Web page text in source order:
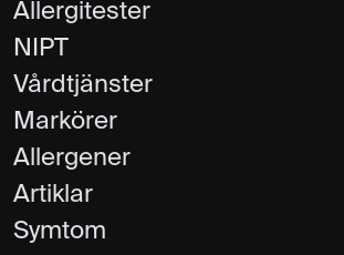
Allergitester
NIPT
Vårdtjänster
Markörer
Allergener
Artiklar
Symtom